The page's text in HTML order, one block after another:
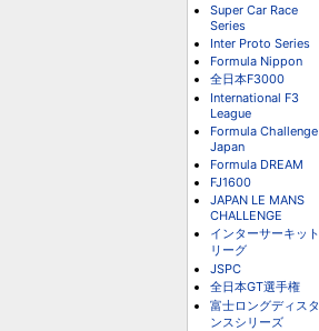
Super Car Race
Series
Inter Proto Series
Formula Nippon
全日本F3000
International F3
League
Formula Challenge
Japan
Formula DREAM
FJ1600
JAPAN LE MANS
CHALLENGE
インターサーキット
リーグ
JSPC
全日本GT選手権
富士ロングディスタ
ンスシリーズ